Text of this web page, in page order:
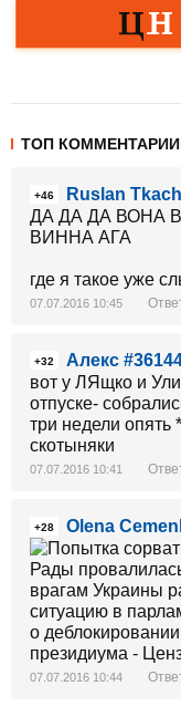
ТОП КОММЕНТАРИИ
+46
Ruslan
ДА ДА ДА ВОНА
ВИННА АГА
где я такое уже
07.07.2016 10:45
+32
Алекс
вот у ЛЯщко и
отпуске-
три недели опять
скотыняки
07.07.2016 10:41
+28 Olena
07.07.2016 10:44